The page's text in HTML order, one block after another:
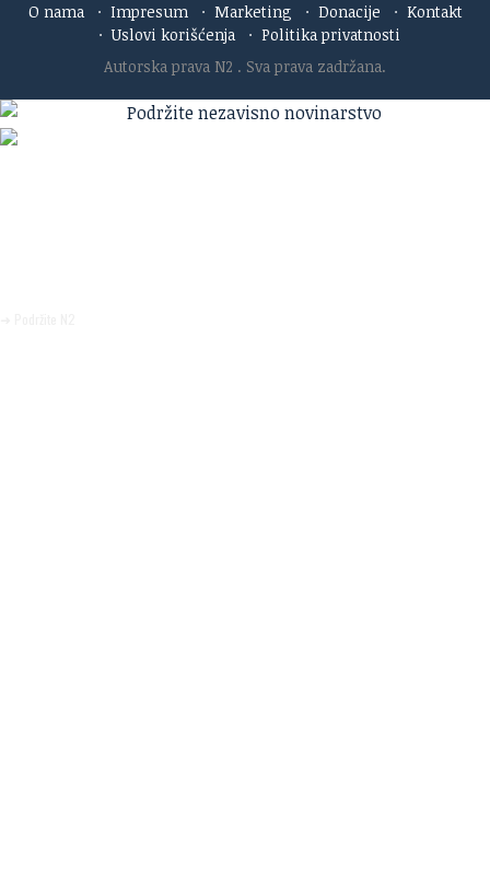
O nama · Impresum · Marketing · Donacije · Kontakt
· Uslovi korišćenja · Politika privatnosti
Autorska prava N2 . Sva prava zadržana.